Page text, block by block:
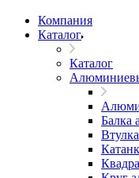
Компания
Каталог
Каталог
Балка